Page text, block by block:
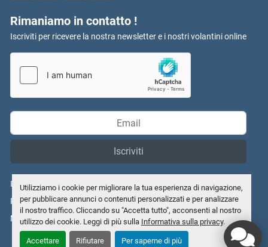
Utilizziamo i cookie per migliorare la tua esperienza di navigazione,
per pubblicare annunci o contenuti personalizzati e per analizzare
il nostro traffico. Cliccando su "Accetta tutto", acconsenti al nostro
utilizzo dei cookie. Leggi di più sulla Informativa sulla privacy.
Accettare Rifiutare Per saperne di più
Rimaniamo in contatto !
Iscriviti per ricevere la nostra newsletter e i nostri volantini online
Iscriviti
Informativa sulla privacy
Personalizza le preferenze sui Cookies
Machinio Systemsito web diMachinio